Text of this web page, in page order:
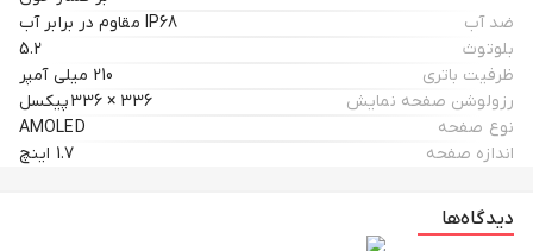
لاین مدل princess بهترین انتخاب برای شماست. همین حالا این ساعت را
سفارش دهید و تجربه‌ای متفاوت از دنیای هوشمند را احساس کنید.
ضد آب
IP68 مقاوم در برابر آب
بلوتوث
5.2
ظرفیت باتری
210 میلی آمپر
رزولوشن صفحه نمایش
336 × 336پیکسل
نوع صفحه
AMOLED
اندازه صفحه
1.7 اینچ
دیدگاه‌ها